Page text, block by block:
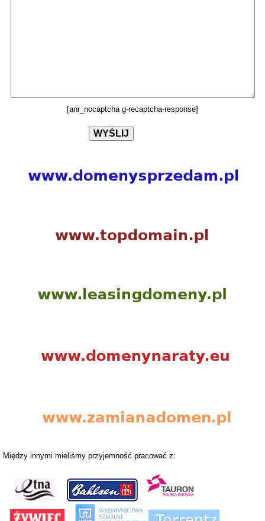
[anr_nocaptcha g-recaptcha-response]
Między innymi mieliśmy przyjemność pracować z: